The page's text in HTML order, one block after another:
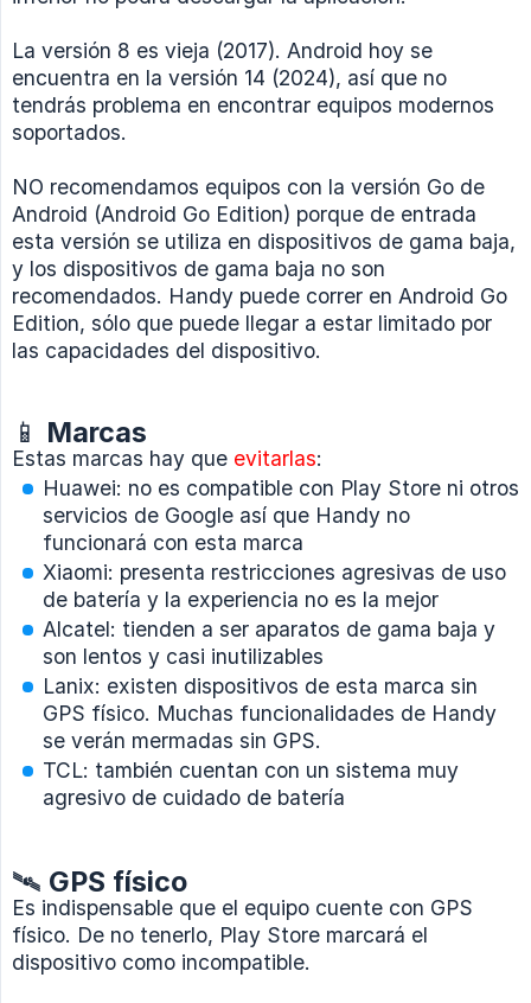
La versión 8 es vieja (2017). Android hoy se
encuentra en la versión 14 (2024), así que no
tendrás problema en encontrar equipos modernos
soportados.
NO recomendamos equipos con la versión Go de
Android (Android Go Edition) porque de entrada
esta versión se utiliza en dispositivos de gama baja,
y los dispositivos de gama baja no son
recomendados. Handy puede correr en Android Go
Edition, sólo que puede llegar a estar limitado por
las capacidades del dispositivo.
📱 Marcas
Estas marcas hay que evitarlas:
Huawei: no es compatible con Play Store ni otros
servicios de Google así que Handy no
funcionará con esta marca
Xiaomi: presenta restricciones agresivas de uso
de batería y la experiencia no es la mejor
Alcatel: tienden a ser aparatos de gama baja y
son lentos y casi inutilizables
Lanix: existen dispositivos de esta marca sin
GPS físico. Muchas funcionalidades de Handy
se verán mermadas sin GPS.
TCL: también cuentan con un sistema muy
agresivo de cuidado de batería
🛰 GPS físico
Es indispensable que el equipo cuente con GPS
físico. De no tenerlo, Play Store marcará el
dispositivo como incompatible.